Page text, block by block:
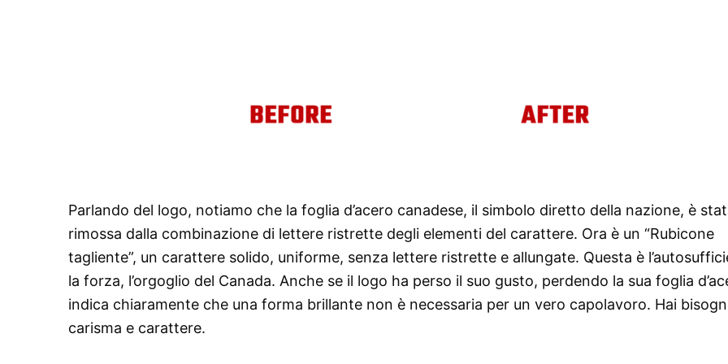
Parlando del logo, notiamo che la foglia d’acero canadese, il simbolo diretto della nazione, è
rimossa dalla combinazione di lettere ristrette degli elementi del carattere. Ora è un “Rubicone
tagliente”, un carattere solido, uniforme, senza lettere ristrette e allungate. Questa è
la forza, l’orgoglio del Canada. Anche se il logo ha perso il suo gusto, perdendo la sua foglia
indica chiaramente che una forma brillante non è necessaria per un vero capolavoro. Hai
carisma e carattere.